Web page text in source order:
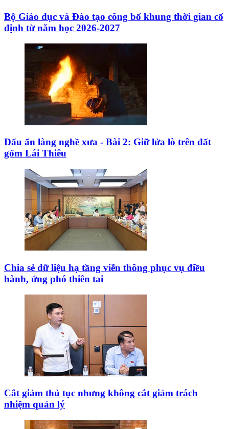
Bộ Giáo dục và Đào tạo công bố khung thời gian cố
định từ năm học 2026-2027
Dấu ấn làng nghề xưa - Bài 2: Giữ lửa lò trên đất
gốm Lái Thiêu
Chia sẻ dữ liệu hạ tầng viễn thông phục vụ điều
hành, ứng phó thiên tai
Cắt giảm thủ tục nhưng không cắt giảm trách
nhiệm quản lý